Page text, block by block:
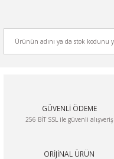
GÜVENLİ ÖDEME
256 BİT SSL ile güvenli alışveriş
ORİJİNAL ÜRÜN